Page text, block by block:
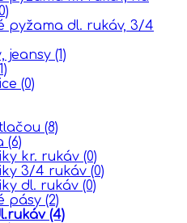
pyžama dl. rukáv, 3/4
jeansy (1)
(0)
(8)
(6)
kr. rukáv (0)
3/4 rukáv (0)
dl. rukáv (0)
pásy (2)
(4)